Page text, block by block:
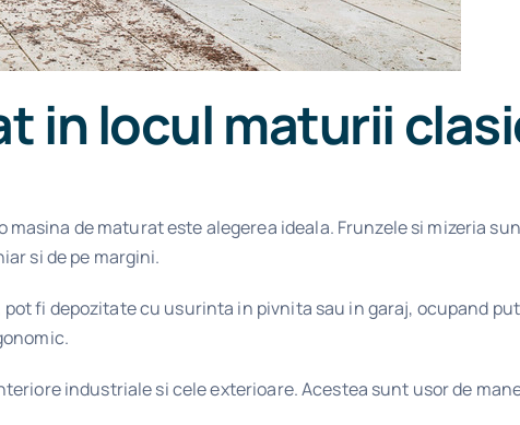
in locul maturii
de maturat este alegerea ideala. Frunzele si mizeria
si de pe margini.
fi depozitate cu usurinta in pivnita sau in garaj, ocupand
industriale si cele exterioare. Acestea sunt usor de